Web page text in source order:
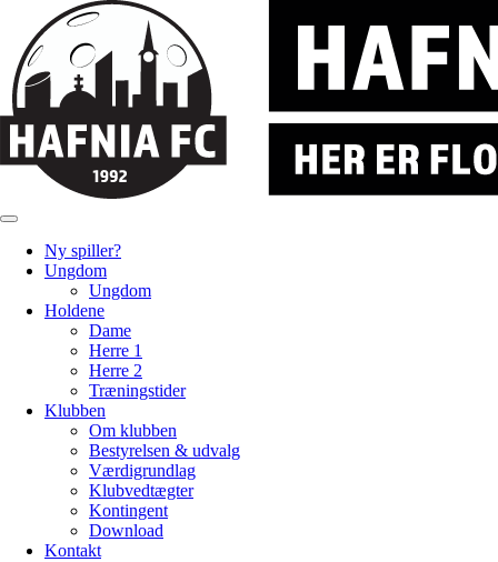
Ny spiller?
Ungdom
Ungdom
Holdene
Dame
Herre 1
Herre 2
Træningstider
Klubben
Om klubben
Bestyrelsen & udvalg
Værdigrundlag
Klubvedtægter
Kontingent
Download
Kontakt